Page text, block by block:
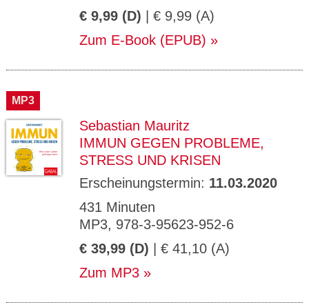
€ 9,99 (D) | € 9,99 (A)
Zum E-Book (EPUB)
MP3
Sebastian Mauritz
IMMUN GEGEN PROBLEME,
STRESS UND KRISEN
Erscheinungstermin: 11.03.2020
431 Minuten
MP3, 978-3-95623-952-6
€ 39,99 (D) | € 41,10 (A)
Zum MP3